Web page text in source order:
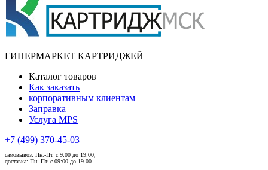
ГИПЕРМАРКЕТ КАРТРИДЖЕЙ
Каталог товаров
Как заказать
корпоративным клиентам
Заправка
Услуга MPS
+7 (499) 370-45-03
самовывоз: Пн.-Пт. с 9:00 до 19:00,
доставка: Пн.-Пт. с 09:00 до 19.00